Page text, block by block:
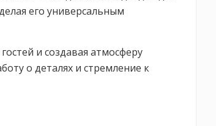
его универсальным
и создавая атмосферу
о деталях и стремление к